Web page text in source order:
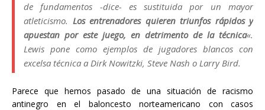
de fundamentos -dice- es sustituida por un mayor
atleticismo. Los entrenadores quieren triunfos rápidos y
apuestan por este juego, en detrimento de la técnica«.
Lewis pone como ejemplos de jugadores blancos con
excelsa técnica a Dirk Nowitzki, Steve Nash o Larry Bird.
Parece que hemos pasado de una situación de racismo
antinegro en el baloncesto norteamericano con casos